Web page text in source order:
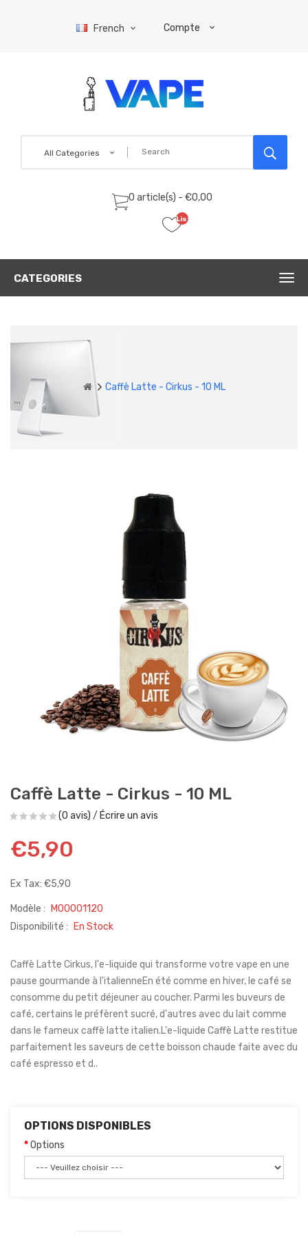
French Compte
All Categories
0 article(s) - €0,00
Liste
(0)
CATEGORIES
Caffè Latte - Cirkus - 10 ML
Caffè Latte - Cirkus - 10 ML
(0 avis) / Écrire un avis
€5,90
Ex Tax: €5,90
Modèle :
M00001120
Disponibilité :
En Stock
Caffè Latte Cirkus, l'e-liquide qui transforme votre vape en une
pause gourmande à l'italienneEn été comme en hiver, le café se
consomme du petit déjeuner au coucher. Parmi les buveurs de
café, certains le préfèrent sucré, d'autres avec du lait comme
dans le fameux caffè latte italien.L'e-liquide Caffè Latte restitue
parfaitement les saveurs de cette boisson chaude faite avec du
café espresso et d..
OPTIONS DISPONIBLES
Options